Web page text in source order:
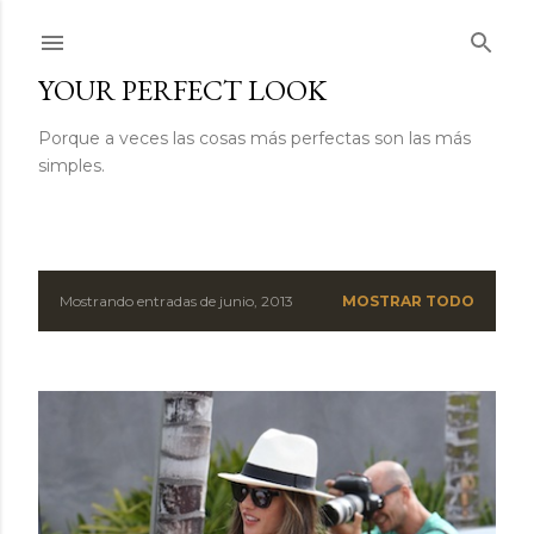
YOUR PERFECT LOOK
Porque a veces las cosas más perfectas son las más
simples.
E
a
Mostrando entradas de junio, 2013 MOSTRAR TODO